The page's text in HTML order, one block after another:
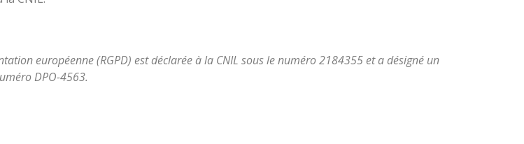
européenne (RGPD) est déclarée à la CNIL sous le numéro 2184355 et a désigné un
DPO-4563.